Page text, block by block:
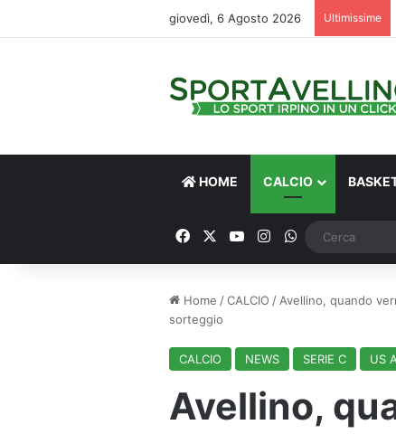
giovedì, 6 Agosto 2026 Ultimissime
HOME CALCIO
FacebookYou TubeInstagram
WhatsApp
Home /CALCIO / Avellino, quando
sorteggio
CALCIO NEWS SERIE C US
Avellino,